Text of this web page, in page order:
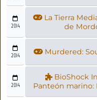
2014
La Tierra
de
2014 Murdered:
2014
BioShock
Panteón marino: